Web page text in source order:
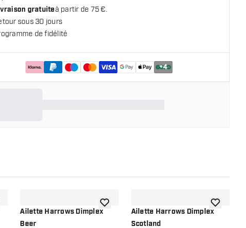
gratuiteà partir de 75 €.
sous 30 jours
de fidélité
+4
à la liste de souhaits
Ailette Harrows Dimplex
Beer
ajouter à la liste de souhaits
Ailette Harrows Dimplex
Scotland
ajouter à